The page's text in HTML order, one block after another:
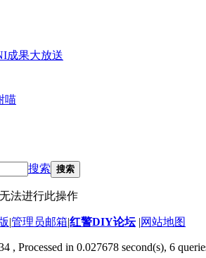
成果大放送
喵
搜索 搜索
法进行此操作
|管理员邮箱|红警DIY论坛 |网站地图
, Processed in 0.027678 second(s), 6